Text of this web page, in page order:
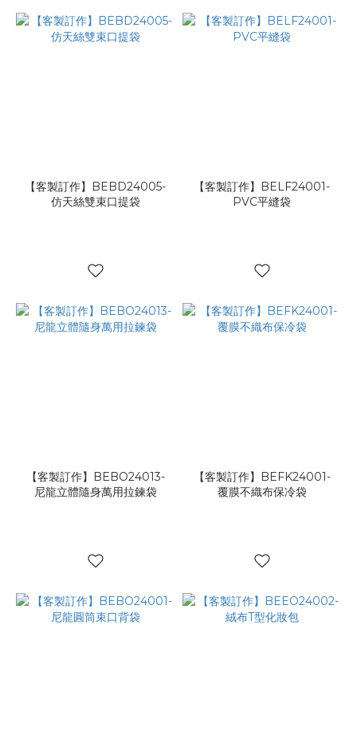
【客製訂作】BEBD24005-
仿天絲雙束口提袋
【客製訂作】BELF24001-
PVC平縫袋
【客製訂作】BEBO24013-
尼龍立體隨身萬用拉鍊袋
【客製訂作】BEFK24001-
覆膜不織布保冷袋